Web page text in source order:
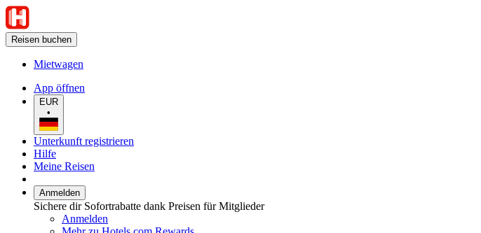
Reisen buchen
Mietwagen
App öffnen
EUR
•
Unterkunft registrieren
Hilfe
Meine Reisen
Anmelden
Sichere dir Sofortrabatte dank Preisen für Mitglieder
Anmelden